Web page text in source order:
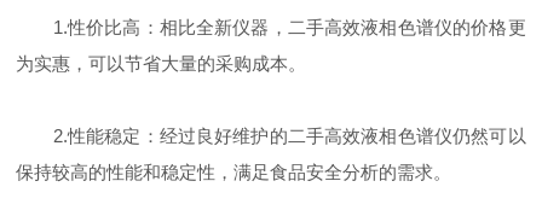
1.性价比高：相比全新仪器，二手高效液相色谱仪的价格更
为实惠，可以节省大量的采购成本。
2.性能稳定：经过良好维护的二手高效液相色谱仪仍然可以
保持较高的性能和稳定性，满足食品安全分析的需求。